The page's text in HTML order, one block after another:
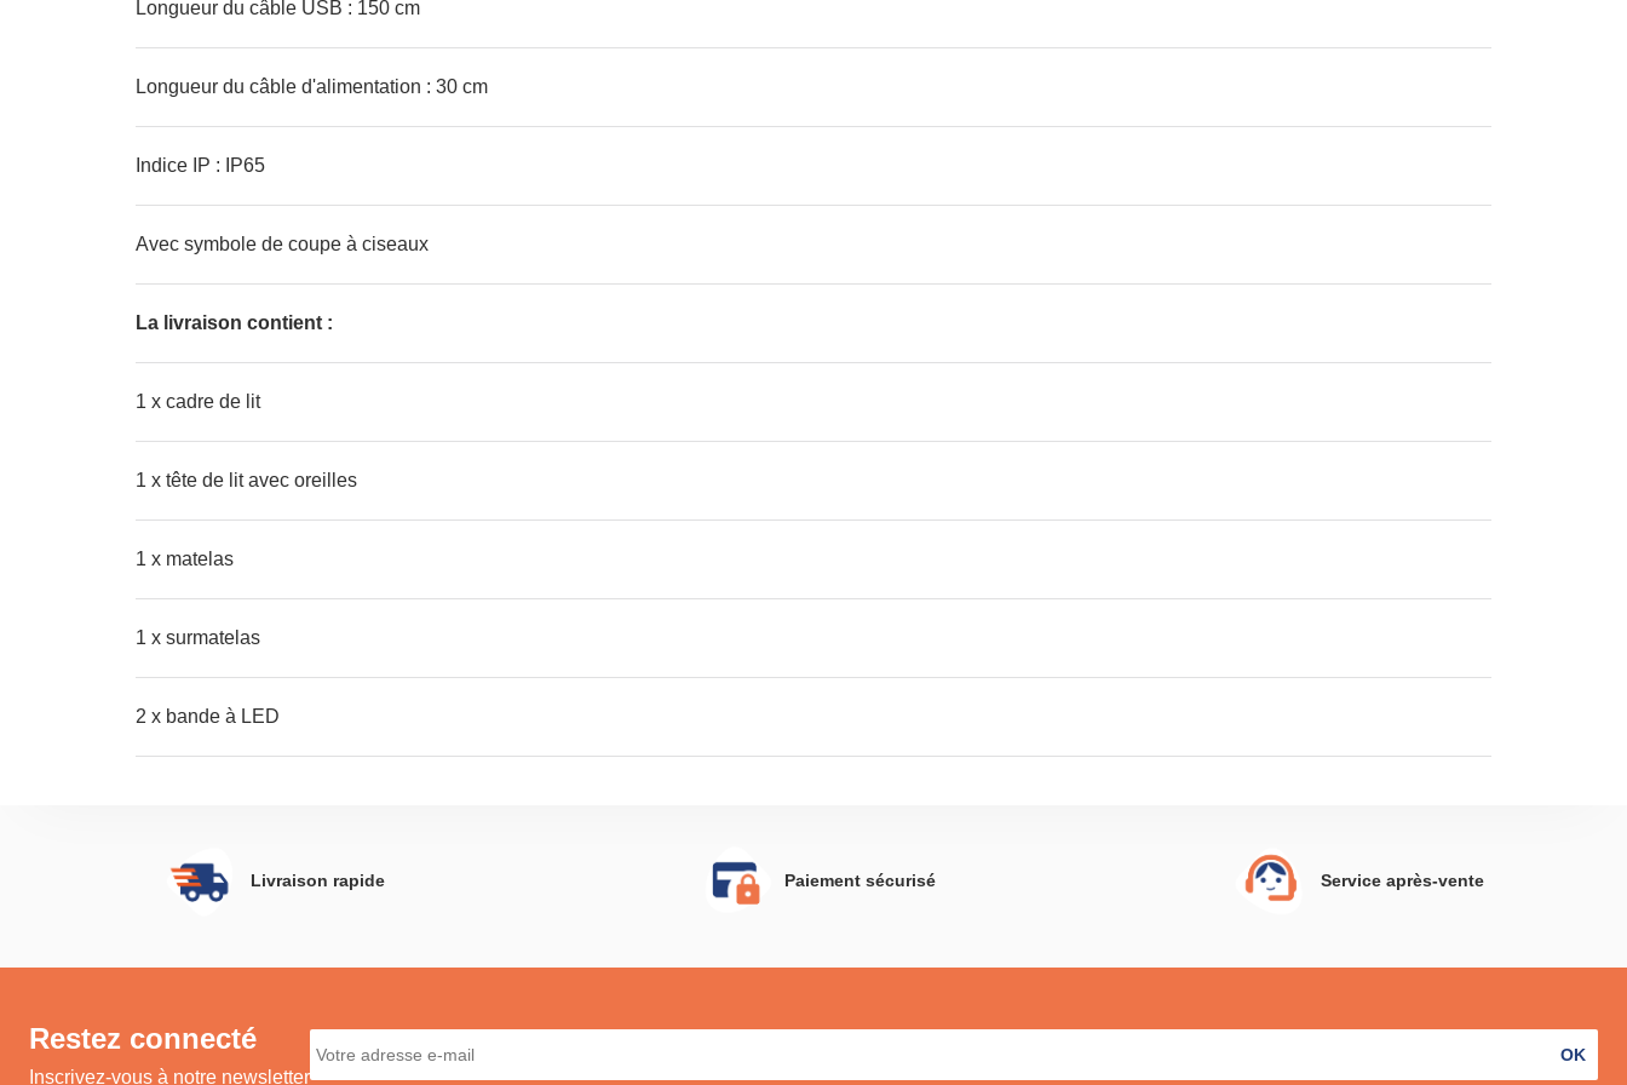
Longueur du câble USB : 150 cm
Longueur du câble d'alimentation : 30 cm
Indice IP : IP65
Avec symbole de coupe à ciseaux
La livraison contient :
1 x cadre de lit
1 x tête de lit avec oreilles
1 x matelas
1 x surmatelas
2 x bande à LED
Livraison rapide Paiement sécurisé Service après-vente
Restez connecté
Inscrivez-vous à notre newsletter
OK